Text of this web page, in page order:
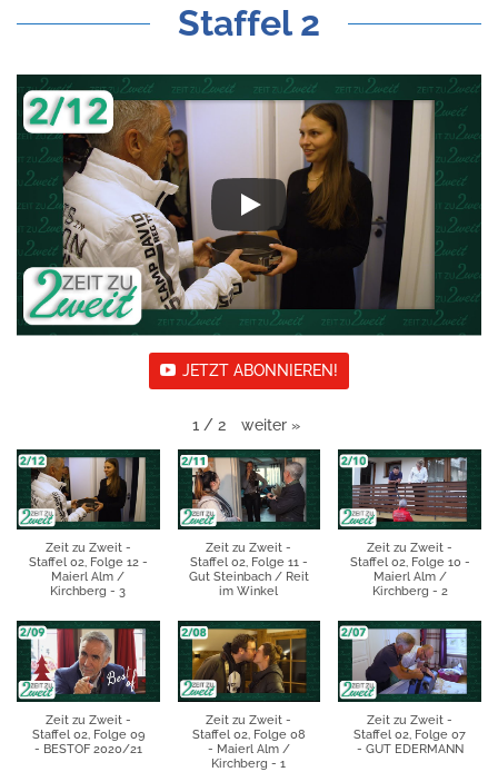
Staffel 2
JETZT ABONNIEREN!
1 / 2 weiter »
Zeit zu Zweit -
Staffel 02, Folge 12 -
Maierl Alm /
Kirchberg - 3
Zeit zu Zweit -
Staffel 02, Folge 11 -
Gut Steinbach / Reit
im Winkel
Zeit zu Zweit -
Staffel 02, Folge 10 -
Maierl Alm /
Kirchberg - 2
Zeit zu Zweit -
Staffel 02, Folge 09
- BESTOF 2020/21
Zeit zu Zweit -
Staffel 02, Folge 08
- Maierl Alm /
Kirchberg - 1
Zeit zu Zweit -
Staffel 02, Folge 07
- GUT EDERMANN